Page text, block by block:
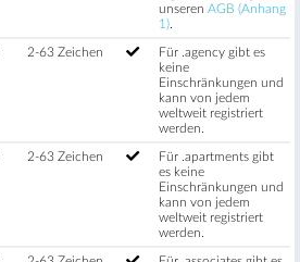
unseren AGB (Anhang
1)
2-63 Zeichen
Für .agency gibt es
keine
Einschränkungen und
kann von jedem
weltweit registriert
werden.
2-63 Zeichen
Für .apartments gibt
es keine
Einschränkungen und
kann von jedem
weltweit registriert
werden.